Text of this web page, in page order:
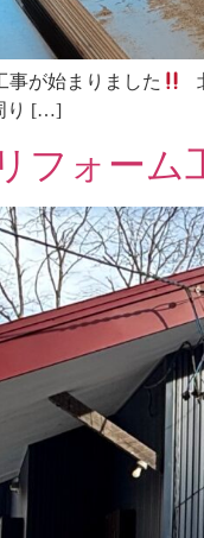
事が始まりました
り […]
フォーム